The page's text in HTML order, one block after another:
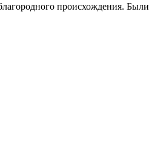
происхождения. Были